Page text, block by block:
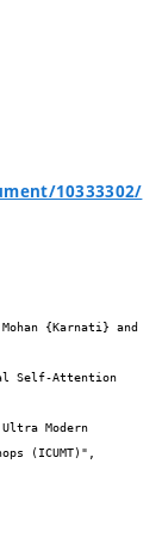
10333302/
(ICUMT)",